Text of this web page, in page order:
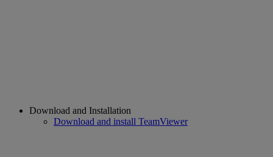
Download and Installation
Download and install TeamViewer